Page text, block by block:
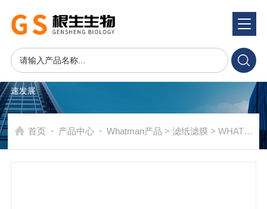
产品系统 PRODUCTS SYSTEM
速发展
首页 - 产品中心 - Whatman产品 >滤纸滤膜 > WHATMAN聚酰胺膜NL16 NL17型尼龙膜10414112 10414012